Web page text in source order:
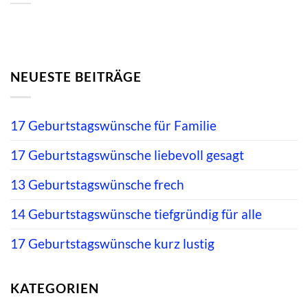
NEUESTE BEITRÄGE
17 Geburtstagswünsche für Familie
17 Geburtstagswünsche liebevoll gesagt
13 Geburtstagswünsche frech
14 Geburtstagswünsche tiefgründig für alle
17 Geburtstagswünsche kurz lustig
KATEGORIEN